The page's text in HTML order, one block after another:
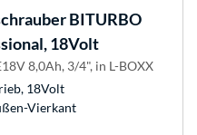
BITURBO
18Volt
8,0Ah, 3/4", in L-BOXX
18Volt
Vierkant